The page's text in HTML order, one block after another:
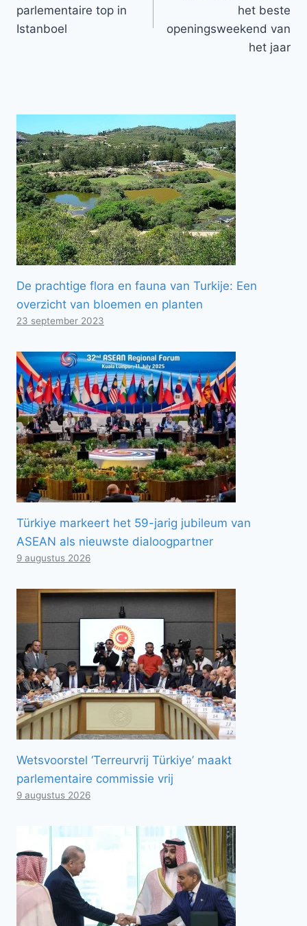
parlementaire top in
Istanboel
het beste
openingsweekend van
het jaar
De prachtige flora en fauna van Turkije: Een
overzicht van bloemen en planten
23 september 2023
Türkiye markeert het 59-jarig jubileum van
ASEAN als nieuwste dialoogpartner
9 augustus 2026
Wetsvoorstel ‘Terreurvrij Türkiye’ maakt
parlementaire commissie vrij
9 augustus 2026